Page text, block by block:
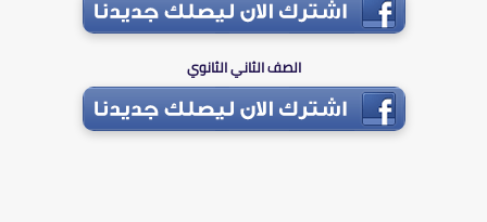
الصف الثاني الثانوي